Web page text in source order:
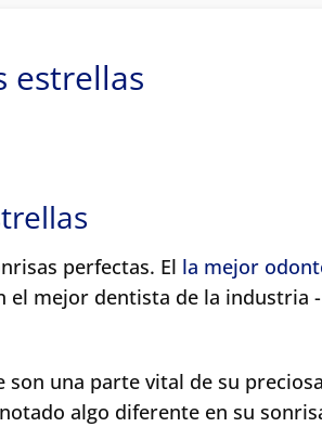
estrellas
perfectas. El la mejor
el mejor dentista de la industria
son una parte vital de su preciosa
algo diferente en su